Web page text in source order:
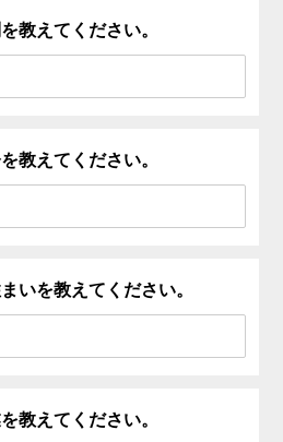
教えてください。
教えてください。
いを教えてください。
教えてください。